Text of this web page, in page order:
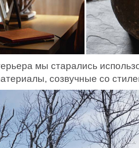
мы старались
созвучные со